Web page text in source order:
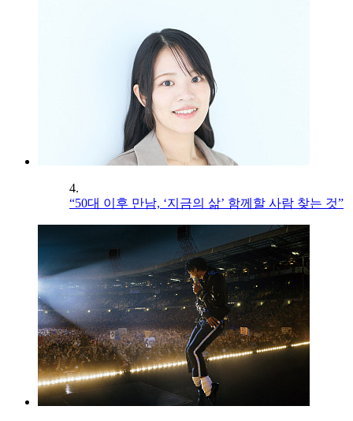
4.
“50대 이후 만남, ‘지금의 삶’ 함께할 사람 찾는 것”